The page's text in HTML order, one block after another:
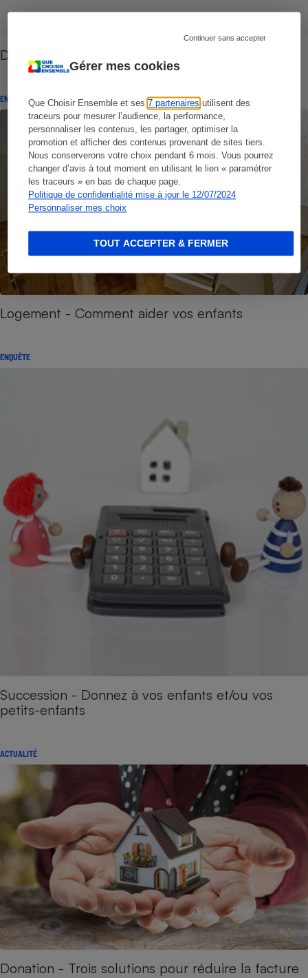
Gérer mes cookies
Que Choisir Ensemble et ses7 partenaires utilisent des
traceurs pour mesurer l’audience, la performance,
personnaliser les contenus, les partager, optimiser la
promotion et afficher des contenus provenant de sites tiers.
Nous conserverons votre choix pendant 6 mois. Vous pourrez
changer d’avis à tout moment en utilisant le lien « paramétrer
les traceurs » en bas de chaque page.
Politique de confidentialité mise à jour le 12/07/2024
Personnaliser mes choix
Continuer sans accepter
TOUT ACCEPTER & FERMER
Donation, succession - Donner de son vivant
ENQUÊTE
Logement - Comment aider vos enfants
ENQUÊTE
Succession - Donnez à vos enfants et/ou vos
petits-enfants
ACTUALITÉ
Donation - Trois solutions pour réduire la facture